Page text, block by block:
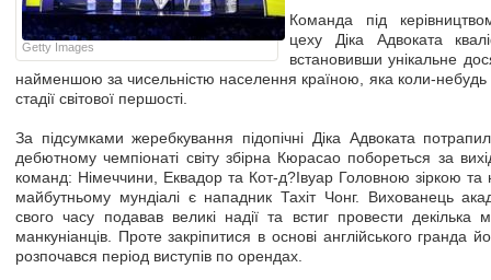
Getty Images
Команда під
цеху Діка Адвоката
встановивши унікальне
найменшою за чисельністю населення країною, яка коли-
стадії світової першості.
За підсумками жеребкування підопічні Діка Адвоката
дебютному чемпіонаті світу збірна Кюрасао побореться за
команд: Німеччини, Еквадор та Кот-д?Івуар Головною зіркою та
майбутньому мундіалі є нападник Тахіт Чонг. Вихованець
свого часу подавав великі надії та встиг провести декілька
манкуніанців. Проте закріпитися в основі англійського гранда
розпочався період виступів по орендах.